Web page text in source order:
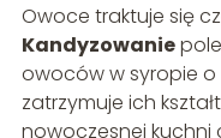
Owoce traktuje się
Kandyzowanie
owoców w syropie
zatrzymuje ich
nowoczesnej kuchni